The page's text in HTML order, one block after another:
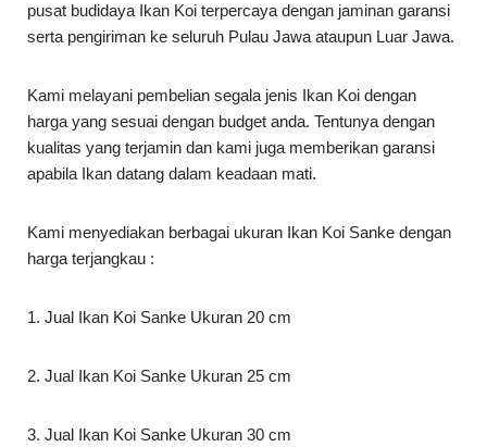
pusat budidaya Ikan Koi terpercaya dengan jaminan garansi
serta pengiriman ke seluruh Pulau Jawa ataupun Luar Jawa.
Kami melayani pembelian segala jenis Ikan Koi dengan
harga yang sesuai dengan budget anda. Tentunya dengan
kualitas yang terjamin dan kami juga memberikan garansi
apabila Ikan datang dalam keadaan mati.
Kami menyediakan berbagai ukuran Ikan Koi Sanke dengan
harga terjangkau :
1. Jual Ikan Koi Sanke Ukuran 20 cm
2. Jual Ikan Koi Sanke Ukuran 25 cm
3. Jual Ikan Koi Sanke Ukuran 30 cm